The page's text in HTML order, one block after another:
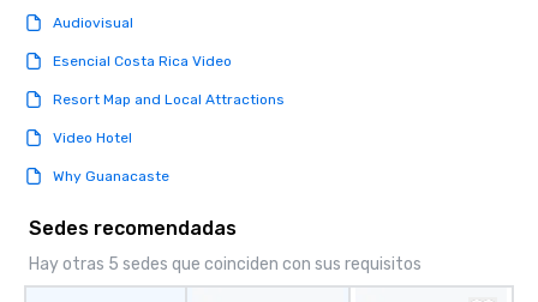
Audiovisual
Esencial Costa Rica Video
Resort Map and Local Attractions
Video Hotel
Why Guanacaste
Sedes recomendadas
Hay otras 5 sedes que coinciden con sus requisitos